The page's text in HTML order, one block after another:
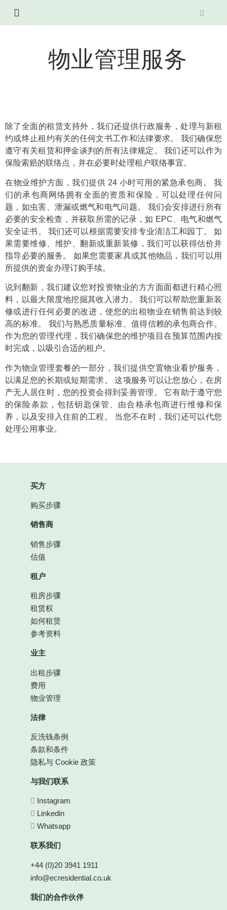
物业管理服务
除了全面的租赁支持外，我们还提供行政服务，处理与新租
约或终止租约有关的任何文书工作和法律要求。 我们确保您
遵守有关租赁和押金谈判的所有法律规定。 我们还可以作为
保险索赔的联络点，并在必要时处理租户联络事宜。
在物业维护方面，我们提供 24 小时可用的紧急承包商。 我
们的承包商网络拥有全面的资质和保险，可以处理任何问
题，如虫害、泄漏或燃气和电气问题。 我们会安排进行所有
必要的安全检查，并获取所需的记录，如 EPC、电气和燃气
安全证书。 我们还可以根据需要安排专业清洁工和园丁。 如
果需要维修、维护、翻新或重新装修，我们可以获得估价并
指导必要的服务。 如果您需要家具或其他物品，我们可以用
所提供的资金办理订购手续。
说到翻新，我们建议您对投资物业的方方面面都进行精心照
料，以最大限度地挖掘其收入潜力。 我们可以帮助您重新装
修或进行任何必要的改进，使您的出租物业在销售前达到较
高的标准。 我们与熟悉质量标准、值得信赖的承包商合作。
作为您的管理代理，我们确保您的维护项目在预算范围内按
时完成，以吸引合适的租户。
作为物业管理套餐的一部分，我们提供空置物业看护服务，
以满足您的长期或短期需求。 这项服务可以让您放心，在房
产无人居住时，您的投资会得到妥善管理。 它有助于遵守您
的保险条款，包括钥匙保管、由合格承包商进行维修和保
养，以及安排入住前的工程。 当您不在时，我们还可以代您
处理公用事业。
买方
购买步骤
销售商
销售步骤
估值
租户
租房步骤
租赁权
如何租赁
参考资料
业主
出租步骤
费用
物业管理
法律
反洗钱条例
条款和条件
隐私与 Cookie 政策
与我们联系
Instagram
Linkedin
Whatsapp
联系我们
+44 (0)20 3941 1911
info@ecresidential.co.uk
我们的合作伙伴